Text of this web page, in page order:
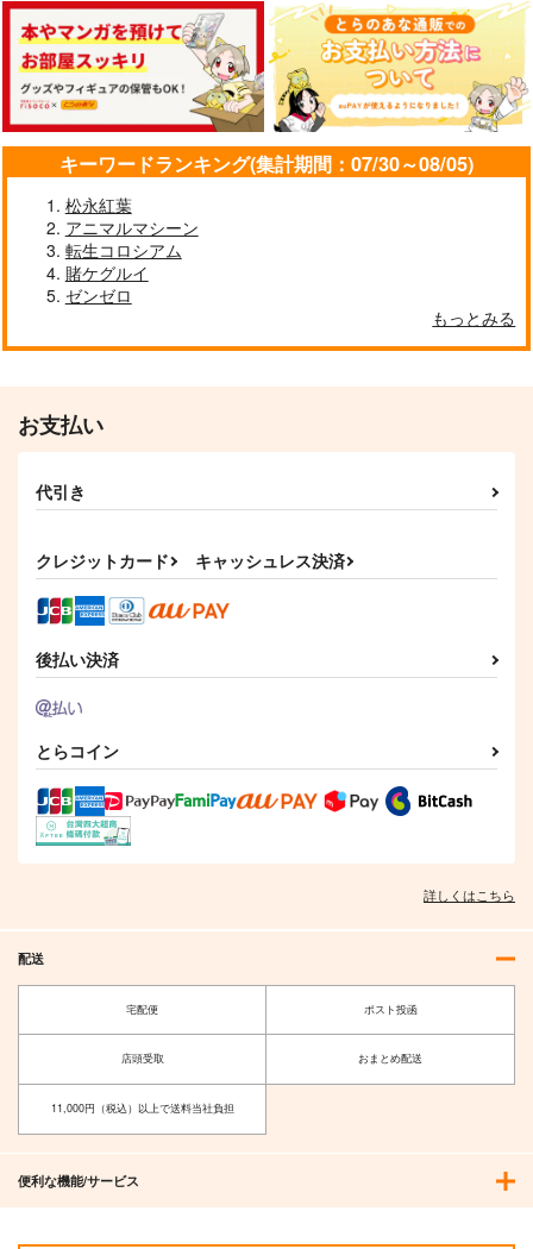
キーワードランキング(集計期間：07/30～08/05)
松永紅葉
アニマルマシーン
転生コロシアム
賭ケグルイ
ゼンゼロ
もっとみる
お支払い
代引き
クレジットカード キャッシュレス決済
後払い決済
とらコイン
詳しくはこちら
配送
宅配便 ポスト投函
店頭受取 おまとめ配送
11,000円（税込）以上で送料当社負担
便利な機能/サービス